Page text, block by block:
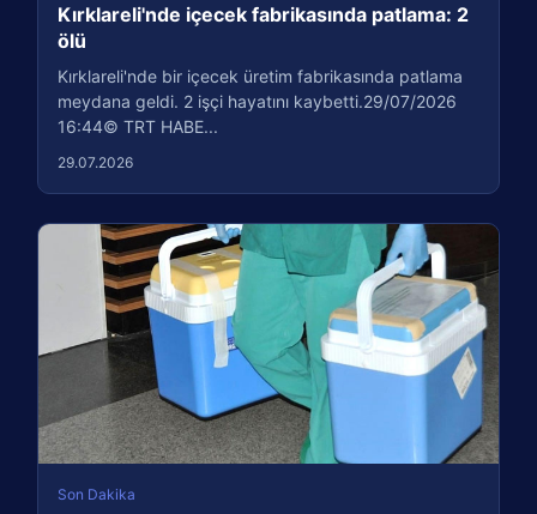
Kırklareli'nde içecek fabrikasında patlama: 2
ölü
Kırklareli'nde bir içecek üretim fabrikasında patlama
meydana geldi. 2 işçi hayatını kaybetti.29/07/2026
16:44© TRT HABE...
29.07.2026
Son Dakika